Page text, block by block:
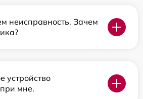
неисправность. Зачем
устройство
мне.